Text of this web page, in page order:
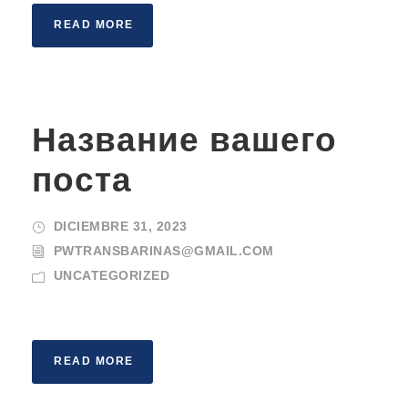
READ MORE
Название вашего
поста
DICIEMBRE 31, 2023
PWTRANSBARINAS@GMAIL.COM
UNCATEGORIZED
READ MORE